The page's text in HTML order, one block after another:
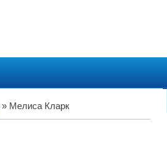
» Мелиса Кларк